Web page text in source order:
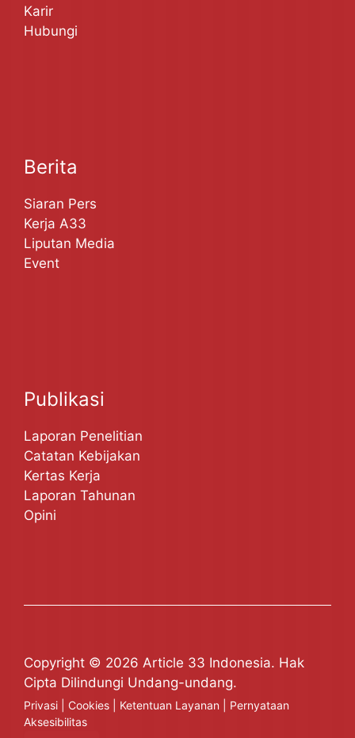
Karir
Hubungi
Berita
Siaran Pers
Kerja A33
Liputan Media
Event
Publikasi
Laporan Penelitian
Catatan Kebijakan
Kertas Kerja
Laporan Tahunan
Opini
Copyright © 2026 Article 33 Indonesia. Hak
Cipta Dilindungi Undang-undang.
Privasi Cookies Ketentuan Layanan
Pernyataan
Aksesibilitas